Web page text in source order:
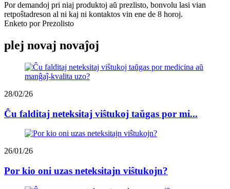
Por demandoj pri niaj produktoj aŭ prezlisto, bonvolu lasi vian
retpoŝtadreson al ni kaj ni kontaktos vin ene de 8 horoj.
Enketo por Prezolisto
plej novaj novaĵoj
28/02/26
Ĉu falditaj neteksitaj viŝtukoj taŭgas por mi...
26/01/26
Por kio oni uzas neteksitajn viŝtukojn?